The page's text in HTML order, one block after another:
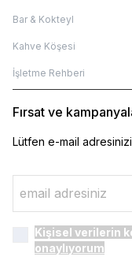
Bar & Kokteyl
Kahve Köşesi
İşletme Rehberi
Fırsat ve
Lütfen e-mail
Kişisel verilerin
onaylıyorum